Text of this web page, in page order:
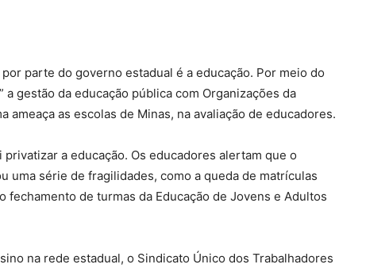
parte do governo estadual é a educação. Por meio do
gestão da educação pública com Organizações da
ameaça as escolas de Minas, na avaliação de educadores.
a educação. Os educadores alertam que o
uma série de fragilidades, como a queda de matrículas
fechamento de turmas da Educação de Jovens e Adultos
na rede estadual, o Sindicato Único dos Trabalhadores